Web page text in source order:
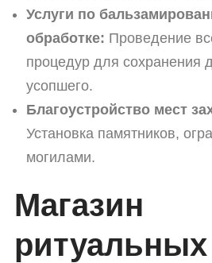
Услуги по
обработке: Проведение
процедур для сохранения
усопшего.
Благоустройство мест
Установка памятников,
могилами.
Магазин
ритуальных